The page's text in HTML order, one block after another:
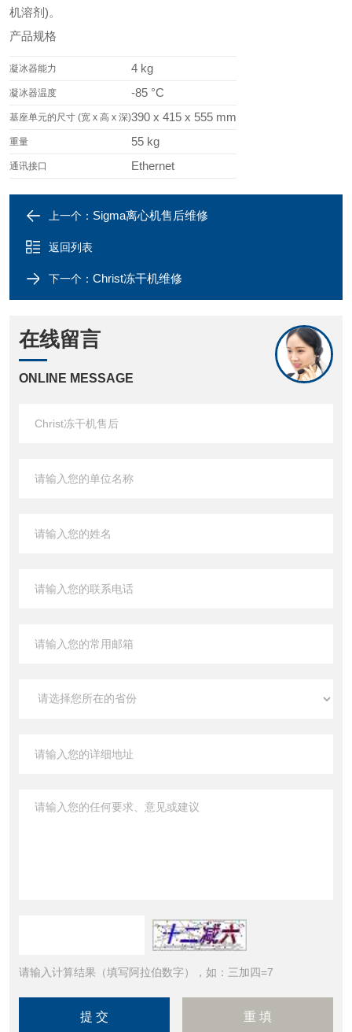
机溶剂)。
产品规格
凝冰器能力 4 kg
凝冰器温度 -85 °C
基座单元的尺寸 (宽 x 高 x 深)390 x 415 x 555 mm
重量 55 kg
通讯接口 Ethernet
上一个： Sigma离心机售后维修
返回列表
下一个： Christ冻干机维修
在线留言
ONLINE MESSAGE
请输入计算结果（填写阿拉伯数字），如：三加四=7